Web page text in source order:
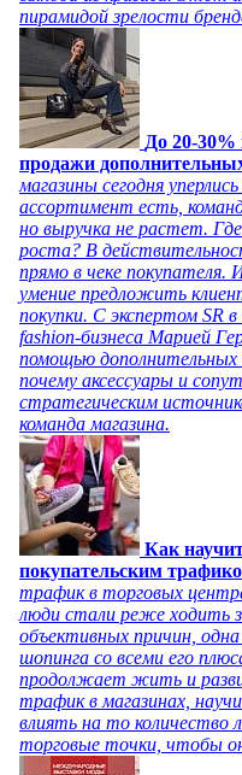
пирамидой зрелости
До 20-30%
продажи
магазины сегодня
ассортимент есть,
но выручка не растет.
роста? В
прямо в чеке покупателя.
умение предложить
покупки. С экспертом SR
fashion-бизнеса Марией
помощью
почему аксессуары и
стратегическим
команда магазина.
Как
покупательским
трафик в торговых
люди стали реже ходить
объективных причин,
шопинга со всеми его
продолжает жить и
трафик в магазинах,
влиять на то количество
торговые точки, чтобы